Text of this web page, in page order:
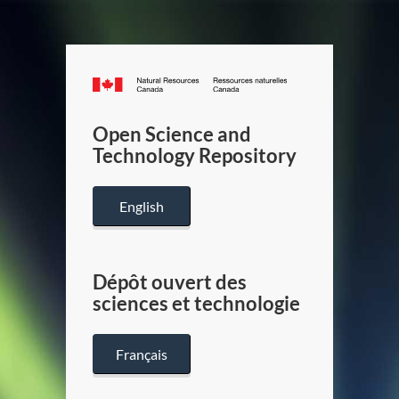
Canada.ca
/
Canada
Open Science and
Technology Repository
English
Dépôt ouvert des
sciences et technologie
Français